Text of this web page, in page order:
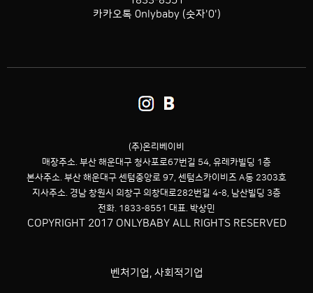
카카오톡 0nlybaby (숫자'0')
(주)온리베이비
매장주소. 부산 해운대구 청사포로67번길 54, 유레카빌딩 1층
본사주소. 부산 해운대구 센텀중앙로 97, 센텀스카이비즈 A동 2303호
지사주소. 경남 창원시 의창구 의창대로282번길 4-8, 남산빌딩 3층
전화. 1833-8551 대표. 박상민
COPYRIGHT 2017 ONLYBABY ALL RIGHTS RESERVED
벤처기업, 사회적기업